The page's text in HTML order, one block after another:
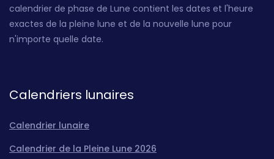
calendrier de phase de Lune contient les dates et l'heure
exactes de la pleine lune et de la nouvelle lune pour
n'importe quelle date.
Calendriers lunaires
Calendrier lunaire
Calendrier de la Pleine Lune 2026